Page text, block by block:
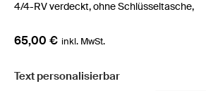
4/4-RV verdeckt,ohne Schlüsseltasche,
65,00 € inkl. MwSt.
Text personalisierbar